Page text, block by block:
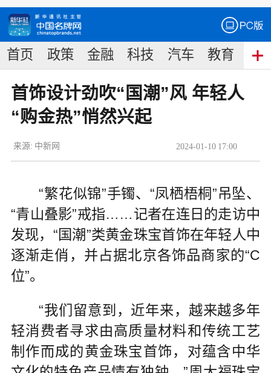
首页 政策 金融 科技 汽车 教育 食
首饰设计劲吹“国潮”风 年轻人
“购金热”悄然兴起
2024-01-10 17:00
来源: 中新网
“繁花似锦”手镯、“凤栖梧桐”吊坠、
“青山叠影”戒指……记者在连日的走访中
发现，“国潮”类黄金珠宝首饰在年轻人中
逐渐走俏，并占据北京各饰品商家的“C
位”。
“我们留意到，近年来，越来越多年
轻消费者寻求由高质量材料和传统工艺
制作而成的黄金珠宝首饰，对蕴含中华